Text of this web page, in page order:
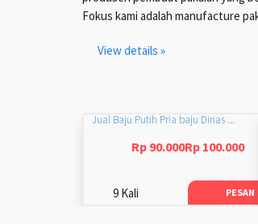
Fokus kami adalah manufacture
View details »
Jual Baju Putih Pria baju Dinas ...
Rp 90.000Rp 100.000
9 Kali PESAN